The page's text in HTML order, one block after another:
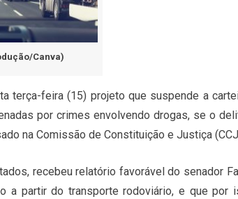
Canva)
terça-feira (15) projeto que suspende a
por crimes envolvendo drogas, se o
na Comissão de Constituição e Justiça
recebeu relatório favorável do senador
a partir do transporte rodoviário, e que por